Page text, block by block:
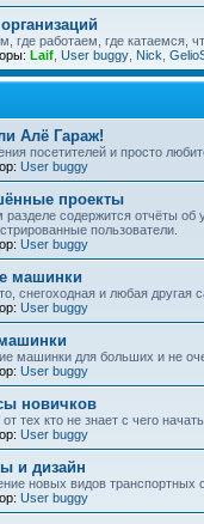
где работаем, где катаемся,
Laif User buggy Nick
Алё Гараж!
посетителей и просто
User buggy
проекты
разделе содержится отчёты об
пользователи.
User buggy
машинки
снегоходная и любая другая
User buggy
машинки для больших и не
User buggy
новичков
тех кто не знает с чего начать
User buggy
и дизайн
новых видов транспортных
User buggy